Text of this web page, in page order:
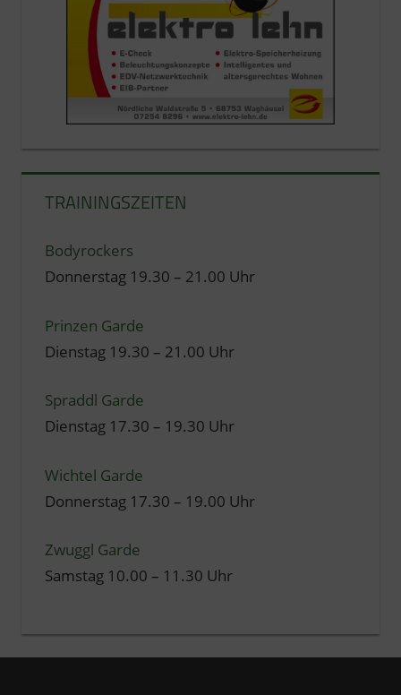
TRAININGSZEITEN
Bodyrockers
Donnerstag 19.30 – 21.00 Uhr
Prinzen Garde
Dienstag 19.30 – 21.00 Uhr
Spraddl Garde
Dienstag 17.30 – 19.30 Uhr
Wichtel Garde
Donnerstag 17.30 – 19.00 Uhr
Zwuggl Garde
Samstag 10.00 – 11.30 Uhr